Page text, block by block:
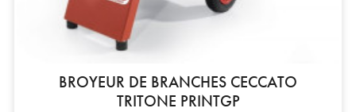
BROYEUR DE BRANCHES CECCATO
TRITONE PRINTGP